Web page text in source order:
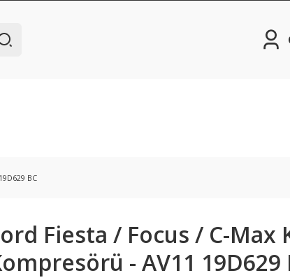
BC
Fiesta / Focus / C-Max
- AV11 19D629